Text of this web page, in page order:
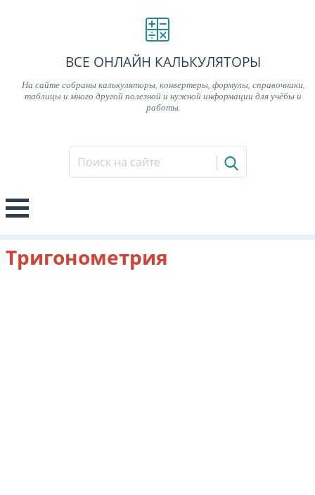
ВСЕ ОНЛАЙН КАЛЬКУЛЯТОРЫ
На сайте собраны калькуляторы, конвертеры, формулы, справочники,
таблицы и много другой полезной и нужной информации для учёбы и
работы.
Тригонометрия